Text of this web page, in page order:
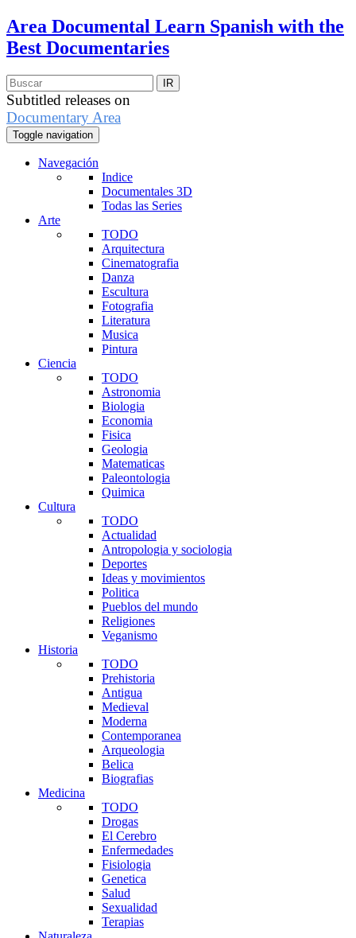
Area Documental Learn Spanish with the
Best Documentaries
Subtitled releases on
Documentary Area
Toggle navigation
Navegación
Indice
Documentales 3D
Todas las Series
Arte
TODO
Arquitectura
Cinematografia
Danza
Escultura
Fotografia
Literatura
Musica
Pintura
Ciencia
TODO
Astronomia
Biologia
Economia
Fisica
Geologia
Matematicas
Paleontologia
Quimica
Cultura
TODO
Actualidad
Antropologia y sociologia
Deportes
Ideas y movimientos
Politica
Pueblos del mundo
Religiones
Veganismo
Historia
TODO
Prehistoria
Antigua
Medieval
Moderna
Contemporanea
Arqueologia
Belica
Biografias
Medicina
TODO
Drogas
El Cerebro
Enfermedades
Fisiologia
Genetica
Salud
Sexualidad
Terapias